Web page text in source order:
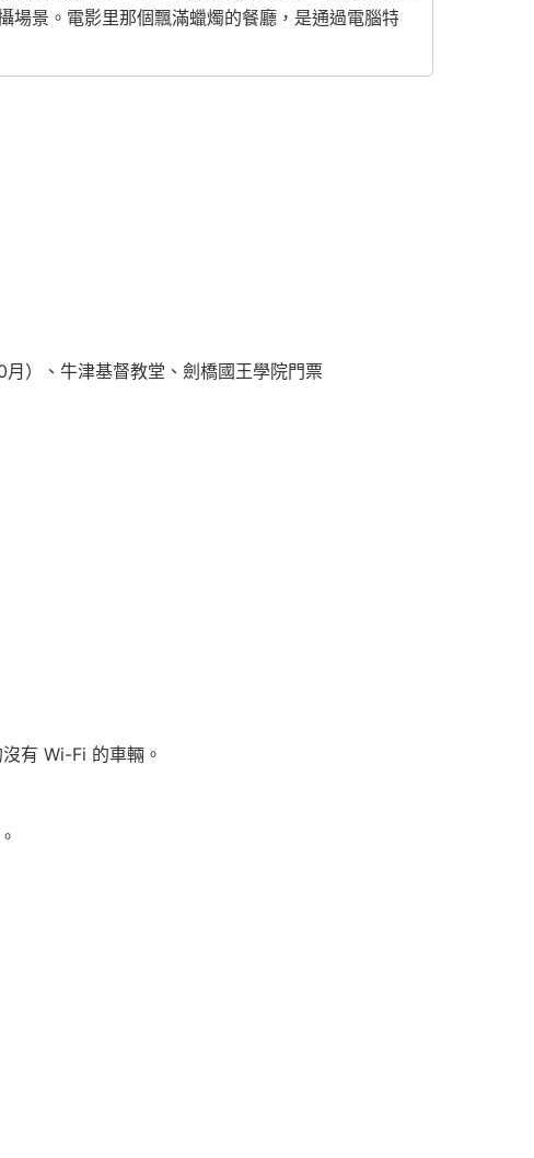
景。電影里那個飄滿蠟燭的餐廳，是通過電腦特
）、牛津基督教堂、劍橋國王學院門票
有 Wi-Fi 的車輛。